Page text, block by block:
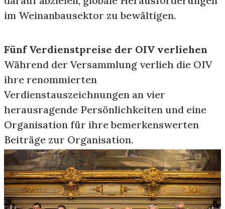
im Weinanbausektor zu bewältigen.
Fünf Verdienstpreise der OIV verliehen
Während der Versammlung verlieh die OIV
ihre renommierten
Verdienstauszeichnungen an vier
herausragende Persönlichkeiten und eine
Organisation für ihre bemerkenswerten
Beiträge zur Organisation.